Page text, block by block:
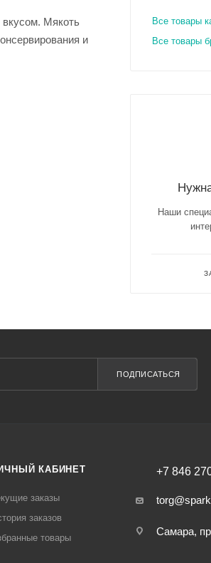
вкусом. Мякоть
и
Все товары
Все товары
Наши
ПОДПИСАТЬСЯ
КАБИНЕТ
заказы
заказов
товары
+7 846
Самара,